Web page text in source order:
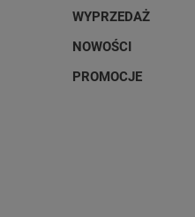
WYPRZEDAŻ
NOWOŚCI
PROMOCJE